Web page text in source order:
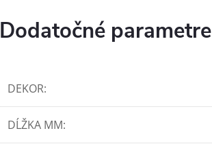
Dodatočné parametre
DEKOR:
DĹŽKA MM: